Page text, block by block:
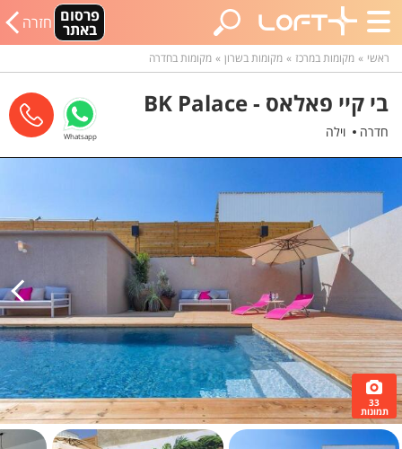
פרסום
באתר חזרה
ראשי מקומות במרכז מקומות בשרון מקומות בחדרה
בי קיי פאלאס - BK Palace
חדרה וילה Whatsapp
33
תמונות